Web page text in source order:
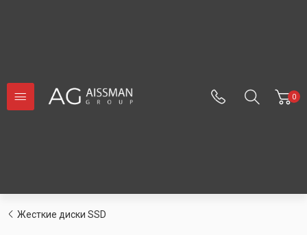
0
Жесткие диски SSD